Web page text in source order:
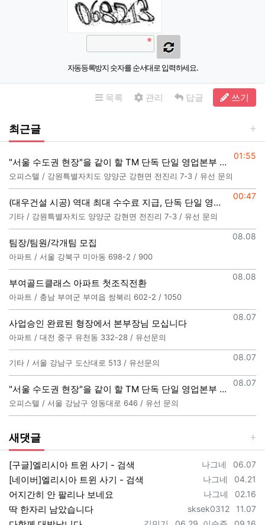
자동등록방지 숫자를 순서대로 입력하세요.
목록 관리 답글 쓰기
최근글
등록일
01:55
"서울 수도권 현장"을 같이 할 TM 단독 단일 영업본부 팀 선착순 모집
오피스텔 / 강원특별자치도 양양군 강현면 전진리 7-3 / 유선 문의
등록일
00:47
(대우건설 시공) 역대 최대 수수료 지급, 단독 단일 영업본부 선착순 모집
기타 / 강원특별자치도 양양군 강현면 전진리 7-3 / 유선 문의
등록일
08.08
팀장/팀원/각개팀 모집
아파트 / 서울 강북구 미아동 698-2 / 900
등록일
08.08
부여골드클래스 아파트 첫조직전환
아파트 / 충남 부여군 부여읍 쌍북리 602-2 / 1050
등록일
08.07
사업승인 완료된 형장에서 본부장님 모십니다
아파트 / 대전 중구 유천동 332-28 / 유선문의
등록일
08.07
기타 / 서울 강남구 도산대로 513 / 유선문의
등록일
08.07
"서울 수도권 현장"을 같이 할 TM 단독 단일 영업본부 팀 선착순 모집
오피스텔 / 서울 강남구 영동대로 646 / 유선 문의
새댓글
등록자
나그네 등록일
06.07
[구글]엘리시아 트윈 사기 - 검색
등록자
나그네 등록일
04.21
[네이버]엘리시아 트윈 사기 - 검색
등록자
나그네 등록일
02.16
어지간히 안 팔리나 보네요
등록자
sksek0312 등록일
11.07
딱 한자리 남았습니다